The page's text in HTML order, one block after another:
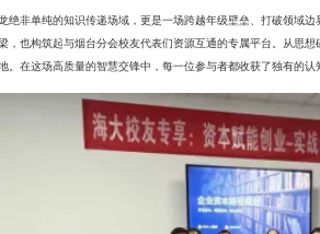
绝非单纯的知识传递场域，更是一场跨越年级壁垒、打破领域
，也构筑起与烟台分会校友代表们资源互通的专属平台。从思
。在这场高质量的智慧交锋中，每一位参与者都收获了独有的认